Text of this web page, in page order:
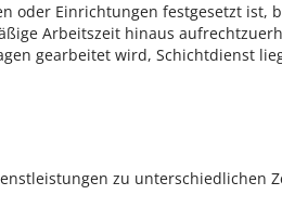
oder Einrichtungen festgesetzt ist,
Arbeitszeit hinaus
gearbeitet wird, Schichtdienst
zu unterschiedlichen